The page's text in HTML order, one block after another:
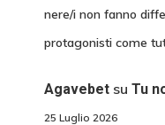
nere/i non fanno
protagonisti come
Agavebetsu Tu
25 Luglio 2026